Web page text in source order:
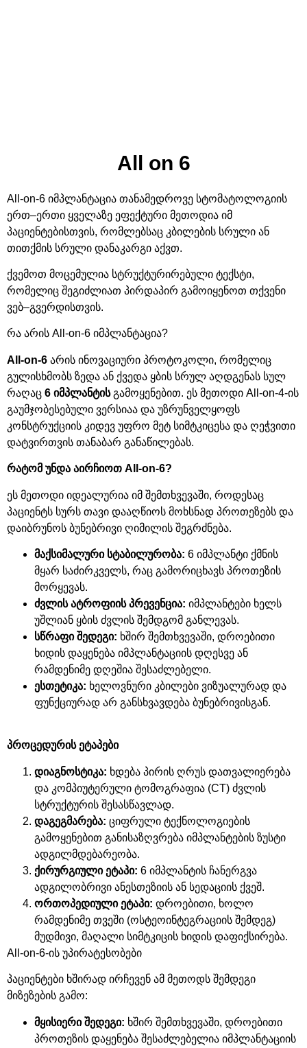
All on 6
All-on-6 იმპლანტაცია თანამედროვე სტომატოლოგიის
ერთ–ერთი ყველაზე ეფექტური მეთოდია იმ
პაციენტებისთვის, რომლებსაც კბილების სრული ან
თითქმის სრული დანაკარგი აქვთ.
ქვემოთ მოცემულია სტრუქტურირებული ტექსტი,
რომელიც შეგიძლიათ პირდაპირ გამოიყენოთ თქვენი
ვებ–გვერდისთვის.
რა არის All-on-6 იმპლანტაცია?
All-on-6 არის ინოვაციური პროტოკოლი, რომელიც
გულისხმობს ზედა ან ქვედა ყბის სრულ აღდგენას სულ
რაღაც 6 იმპლანტისგამოყენებით. ეს მეთოდი All-on-4-ის
გაუმჯობესებული ვერსიაა და უზრუნველყოფს
კონსტრუქციის კიდევ უფრო მეტ სიმტკიცესა და ღეჭვითი
დატვირთვის თანაბარ განაწილებას.
რატომ უნდა აირჩიოთ All-on-6?
ეს მეთოდი იდეალურია იმ შემთხვევაში, როდესაც
პაციენტს სურს თავი დააღწიოს მოხსნად პროთეზებს და
დაიბრუნოს ბუნებრივი ღიმილის შეგრძნება.
მაქსიმალური სტაბილურობა: 6 იმპლანტი ქმნის
მყარ საძირკველს, რაც გამორიცხავს პროთეზის
მორყევას.
ძვლის ატროფიის პრევენცია: იმპლანტები ხელს
უშლიან ყბის ძვლის შემდგომ განლევას.
სწრაფი შედეგი: ხშირ შემთხვევაში, დროებითი
ხიდის დაყენება იმპლანტაციის დღესვე ან
რამდენიმე დღეშია შესაძლებელი.
ესთეტიკა: ხელოვნური კბილები ვიზუალურად და
ფუნქციურად არ განსხვავდება ბუნებრივისგან.
პროცედურის ეტაპები
დიაგნოსტიკა: ხდება პირის ღრუს დათვალიერება
და კომპიუტერული ტომოგრაფია (CT) ძვლის
სტრუქტურის შესასწავლად.
დაგეგმარება: ციფრული ტექნოლოგიების
გამოყენებით განისაზღვრება იმპლანტების ზუსტი
ადგილმდებარეობა.
ქირურგიული ეტაპი: 6 იმპლანტის ჩანერგვა
ადგილობრივი ანესთეზიის ან სედაციის ქვეშ.
ორთოპედიული ეტაპი: დროებითი, ხოლო
რამდენიმე თვეში (ოსტეოინტეგრაციის შემდეგ)
მუდმივი, მაღალი სიმტკიცის ხიდის დაფიქსირება.
All-on-6-ის უპირატესობები
პაციენტები ხშირად ირჩევენ ამ მეთოდს შემდეგი
მიზეზების გამო:
მყისიერი შედეგი: ხშირ შემთხვევაში, დროებითი
პროთეზის დაყენება შესაძლებელია იმპლანტაციის